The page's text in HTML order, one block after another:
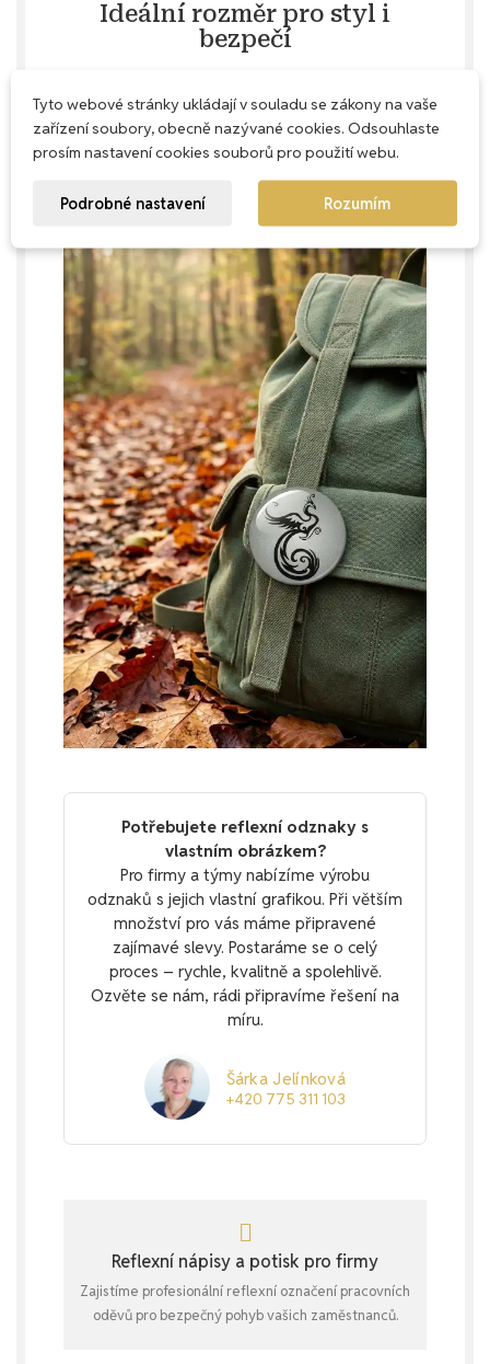
Ideální rozměr pro styl i
bezpečí
střední cestu mezi výrazným bezpečnostním
prvkem a vkusným módním doplňkem. Odznak
je dostatečně velký, aby vás ve tmě spolehlivě
zviditelnil, ale zároveň působí elegantně na
jakémkoliv batohu či bundě.
Potřebujete reflexní odznaky s
vlastním obrázkem?
Pro firmy a týmy nabízíme výrobu
odznaků s jejich vlastní grafikou. Při větším
množství pro vás máme připravené
zajímavé slevy. Postaráme se o celý
proces – rychle, kvalitně a spolehlivě.
Ozvěte se nám, rádi připravíme řešení na
míru.
Šárka Jelínková
+420 775 311 103
Reflexní nápisy a potisk pro firmy
Zajistíme profesionální reflexní označení pracovních
oděvů pro bezpečný pohyb vašich zaměstnanců.
Tyto webové stránky ukládají v souladu se zákony na vaše
zařízení soubory, obecně nazývané cookies. Odsouhlaste
prosím nastavení cookies souborů pro použití webu.
Podrobné nastavení Rozumím